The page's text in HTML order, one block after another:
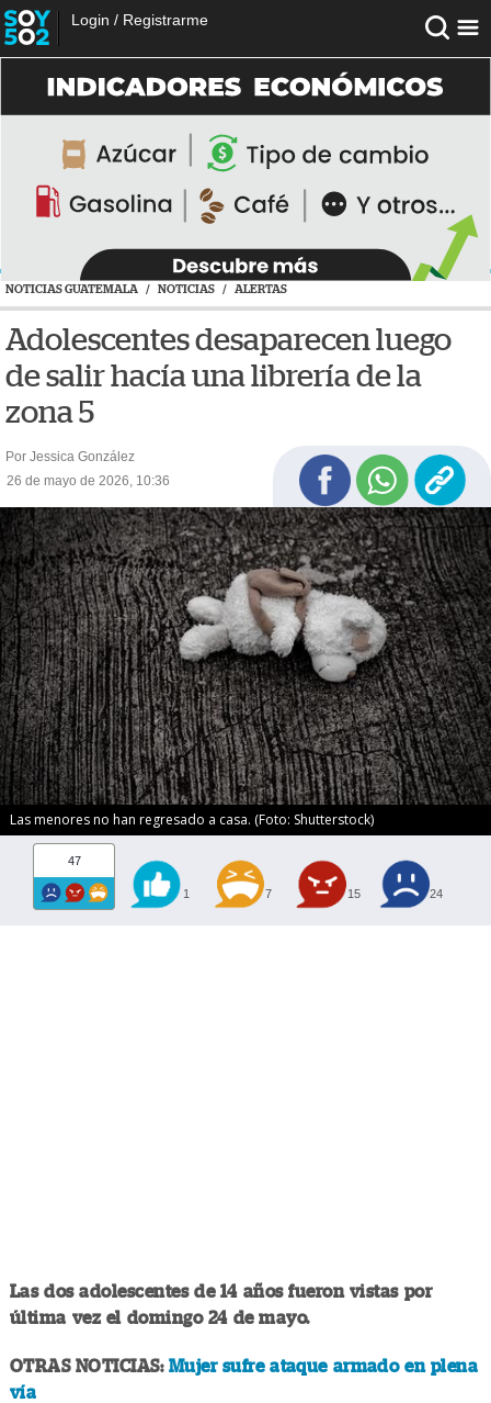
Login / Registrarme
NOTICIAS GUATEMALA / NOTICIAS / ALERTAS
Adolescentes desaparecen luego
de salir hacía una librería de la
zona 5
Por Jessica González
26 de mayo de 2026, 10:36
Las menores no han regresado a casa. (Foto: Shutterstock)
47
1 7 15 24
Las dos adolescentes de 14 años fueron vistas por
última vez el domingo 24 de mayo.
OTRAS NOTICIAS: Mujer sufre ataque armado en plena
vía